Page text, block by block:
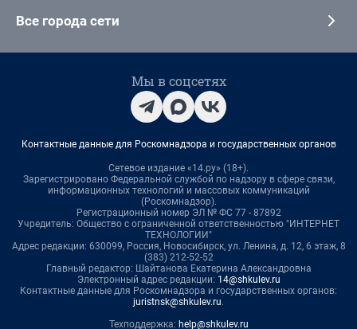
Все города сети
Мы в соцсетях
Контактные данные для Роскомнадзора и государственных органов
Сетевое издание «14.ру» (18+).
Зарегистрировано Федеральной службой по надзору в сфере связи,
информационных технологий и массовых коммуникаций
(Роскомнадзор).
Регистрационный номер ЭЛ № ФС 77 - 87892
Учредитель: Общество с ограниченной ответственностью "ИНТЕРНЕТ
ТЕХНОЛОГИИ"
Адрес редакции: 630099, Россия, Новосибирск, ул. Ленина, д. 12, 6 этаж, 8
(383) 212-52-52
Главный редактор: Шайтанова Екатерина Александровна
Электронный адрес редакции: 14@shkulev.ru
Контактные данные для Роскомнадзора и государственных органов:
juristnsk@shkulev.ru.
Техподдержка: help@shkulev.ru